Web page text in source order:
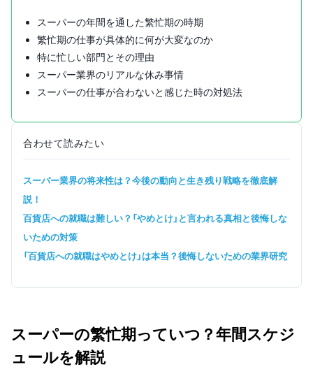
スーパーの年間を通した繁忙期の時期
繁忙期の仕事が具体的に何が大変なのか
特に忙しい部門とその理由
スーパー業界のリアルな休み事情
スーパーの仕事が合わないと感じた時の対処法
合わせて読みたい
スーパー業界の将来性は？今後の動向と生き残り戦略を徹底解
説！
百貨店への就職は難しい？「やめとけ」と言われる真相と後悔しな
いための対策
「百貨店への就職はやめとけ」は本当？後悔しないための業界研究
スーパーの繁忙期っていつ？年間スケジ
ュールを解説